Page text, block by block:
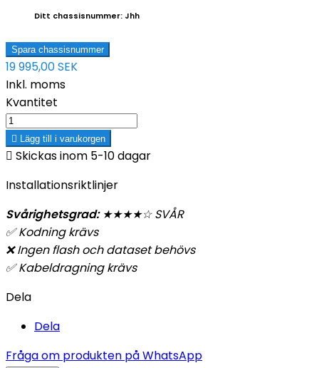
Ditt chassisnummer: Jhh
Spara chassisnummer
19 995,00 SEK
Inkl. moms
Kvantitet
 Lägg till i varukorgen
 Skickas inom 5-10 dagar
Installationsriktlinjer
Svårighetsgrad:★★★★☆ SVÅR
✅Kodning krävs
❌ Ingen flash och dataset behövs
✅Kabeldragning krävs
Dela
Dela
Fråga om produkten på WhatsApp